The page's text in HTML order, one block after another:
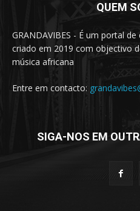
QUEM
GRANDAVIBES - É um portal
criado em 2019 com objectivo
música africana
Entre em contacto:
SIGA-NOS EM